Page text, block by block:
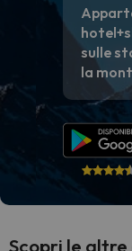
sulle
la
Scopri le